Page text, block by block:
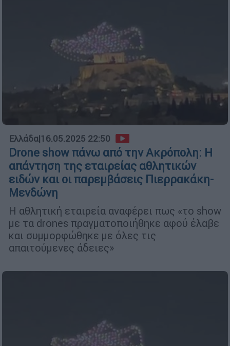
Ελλάδα|16.05.2025 22:50
Drone show πάνω από την Ακρόπολη: Η
απάντηση της εταιρείας αθλητικών
ειδών και οι παρεμβάσεις Πιερρακάκη-
Μενδώνη
Η αθλητική εταιρεία αναφέρει πως «το show
με τα drones πραγματοποιήθηκε αφού έλαβε
και συμμορφώθηκε με όλες τις
απαιτούμενες άδειες»